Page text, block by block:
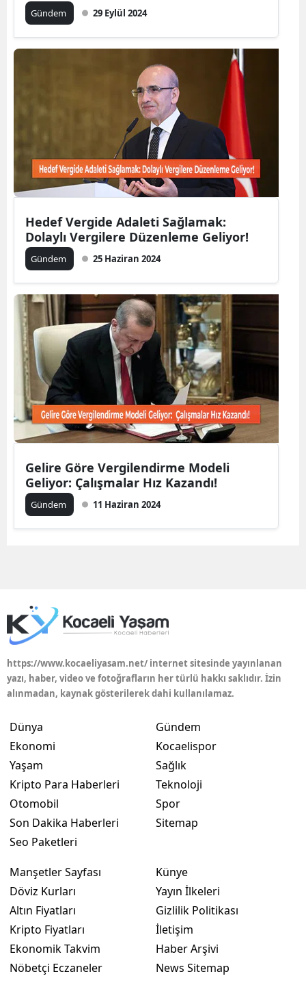
Diyarbakır
Edirne
Elazığ
Erzincan
Erzurum
Eskişehir
Gaziantep
Gümüşhane
Hakkari
Hatay
Isparta
Mersin
İstanbul
Kars
Kayseri
Kütahya
Malatya
Niğde
Rize
Gündem 29 Eylül 2024
Hedef Vergide Adaleti Sağlamak:
Dolaylı Vergilere Düzenleme Geliyor!
Gündem 25 Haziran 2024
Gelire Göre Vergilendirme Modeli
Geliyor: Çalışmalar Hız Kazandı!
Gündem 11 Haziran 2024
https://www.kocaeliyasam.net/ internet sitesinde yayınlanan
yazı, haber, video ve fotoğrafların her türlü hakkı saklıdır. İzin
alınmadan, kaynak gösterilerek dahi kullanılamaz.
Dünya
Ekonomi
Yaşam
Kripto Para Haberleri
Otomobil
Son Dakika Haberleri
Seo Paketleri
Gündem
Kocaelispor
Sağlık
Teknoloji
Spor
Sitemap
Manşetler Sayfası
Döviz Kurları
Altın Fiyatları
Kripto Fiyatları
Ekonomik Takvim
Nöbetçi Eczaneler
Künye
Yayın İlkeleri
Gizlilik Politikası
İletişim
Haber Arşivi
News Sitemap